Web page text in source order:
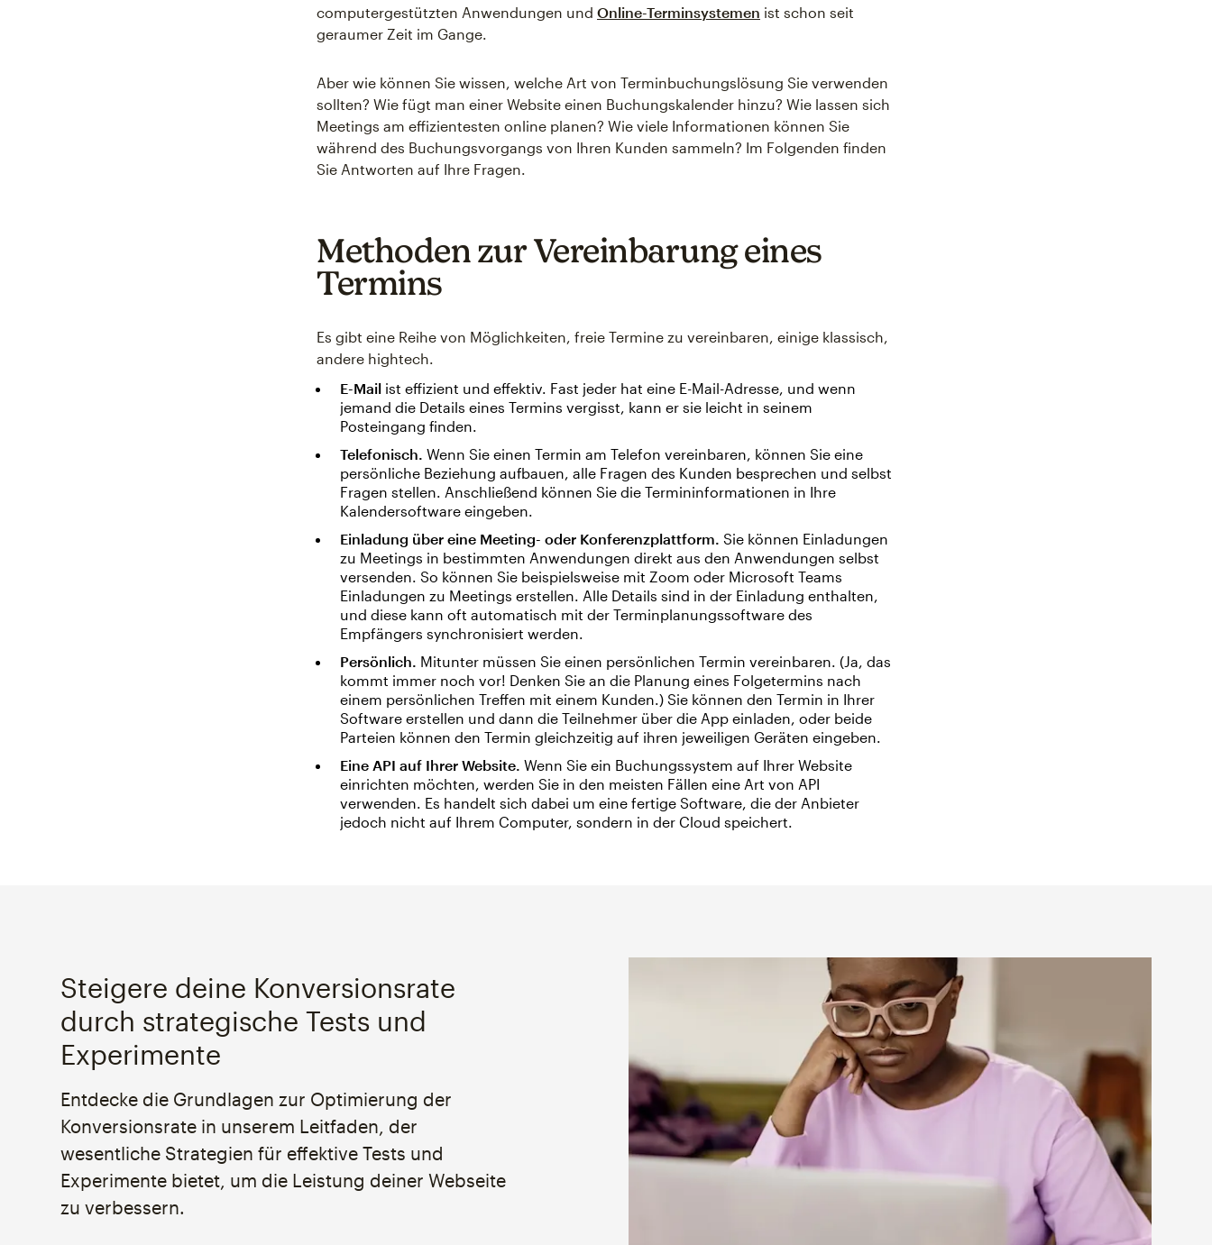
computergestützten Anwendungen und Online-Terminsystemen ist schon seit
geraumer Zeit im Gange.
Aber wie können Sie wissen, welche Art von Terminbuchungslösung Sie verwenden
sollten? Wie fügt man einer Website einen Buchungskalender hinzu? Wie lassen sich
Meetings am effizientesten online planen? Wie viele Informationen können Sie
während des Buchungsvorgangs von Ihren Kunden sammeln? Im Folgenden finden
Sie Antworten auf Ihre Fragen.
Methoden zur Vereinbarung eines
Termins
Es gibt eine Reihe von Möglichkeiten, freie Termine zu vereinbaren, einige klassisch,
andere hightech.
E-Mail ist effizient und effektiv. Fast jeder hat eine E-Mail-Adresse, und wenn
jemand die Details eines Termins vergisst, kann er sie leicht in seinem
Posteingang finden.
Telefonisch. Wenn Sie einen Termin am Telefon vereinbaren, können Sie eine
persönliche Beziehung aufbauen, alle Fragen des Kunden besprechen und selbst
Fragen stellen. Anschließend können Sie die Termininformationen in Ihre
Kalendersoftware eingeben.
Einladung über eine Meeting- oder Konferenzplattform. Sie können Einladungen
zu Meetings in bestimmten Anwendungen direkt aus den Anwendungen selbst
versenden. So können Sie beispielsweise mit Zoom oder Microsoft Teams
Einladungen zu Meetings erstellen. Alle Details sind in der Einladung enthalten,
und diese kann oft automatisch mit der Terminplanungssoftware des
Empfängers synchronisiert werden.
Persönlich. Mitunter müssen Sie einen persönlichen Termin vereinbaren. (Ja, das
kommt immer noch vor! Denken Sie an die Planung eines Folgetermins nach
einem persönlichen Treffen mit einem Kunden.) Sie können den Termin in Ihrer
Software erstellen und dann die Teilnehmer über die App einladen, oder beide
Parteien können den Termin gleichzeitig auf ihren jeweiligen Geräten eingeben.
Eine API auf Ihrer Website. Wenn Sie ein Buchungssystem auf Ihrer Website
einrichten möchten, werden Sie in den meisten Fällen eine Art von API
verwenden. Es handelt sich dabei um eine fertige Software, die der Anbieter
jedoch nicht auf Ihrem Computer, sondern in der Cloud speichert.
Steigere deine Konversionsrate
durch strategische Tests und
Experimente
Entdecke die Grundlagen zur Optimierung der
Konversionsrate in unserem Leitfaden, der
wesentliche Strategien für effektive Tests und
Experimente bietet, um die Leistung deiner Webseite
zu verbessern.